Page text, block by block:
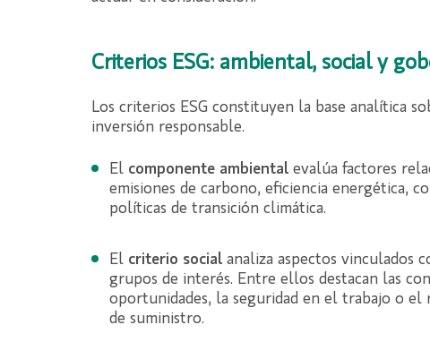
Criterios ESG: ambiental, social y
Los criterios ESG constituyen la base analítica
inversión responsable.
El componente ambiental evalúa factores
emisiones de carbono, eficiencia energética,
políticas de transición climática.
El criterio social analiza aspectos vinculados
grupos de interés. Entre ellos destacan las
oportunidades, la seguridad en el trabajo o el
de suministro.